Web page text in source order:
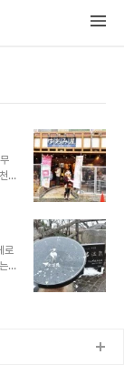
달
온
에
로